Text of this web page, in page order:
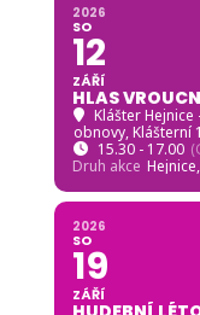
2026
SO
12
ZÁŘÍ
HLAS
Klášter
obnovy, Klášterní
15.30 - 17.00
Druh akce Hejnice,
2026
SO
19
ZÁŘÍ